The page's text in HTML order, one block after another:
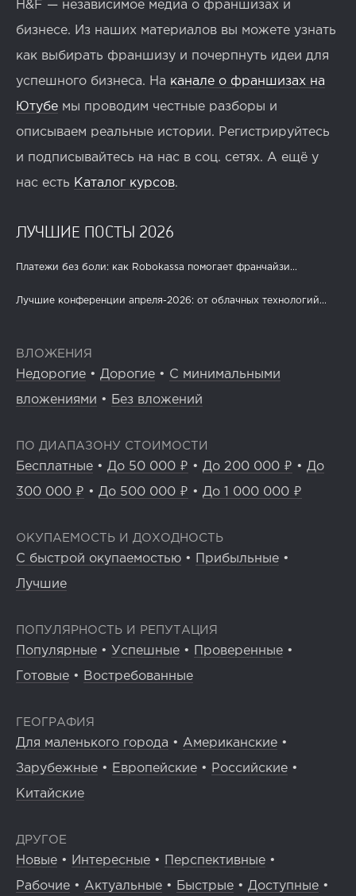
H&F — независимое медиа о франшизах и
бизнесе. Из наших материалов вы можете узнать
как выбирать франшизу и почерпнуть идеи для
успешного бизнеса. На канале о франшизах на
Ютубе мы проводим честные разборы и
описываем реальные истории. Регистрируйтесь
и подписывайтесь на нас в соц. сетях. А ещё у
нас есть Каталог курсов.
ЛУЧШИЕ ПОСТЫ 2026
Платежи без боли: как Robokassa помогает франчайзи...
Лучшие конференции апреля-2026: от облачных технологий...
ВЛОЖЕНИЯ
Недорогие • Дорогие • С минимальными
вложениями • Без вложений
ПО ДИАПАЗОНУ СТОИМОСТИ
Бесплатные • До 50 000 ₽ • До 200 000 ₽ • До
300 000 ₽ • До 500 000 ₽ • До 1 000 000 ₽
ОКУПАЕМОСТЬ И ДОХОДНОСТЬ
С быстрой окупаемостью • Прибыльные •
Лучшие
ПОПУЛЯРНОСТЬ И РЕПУТАЦИЯ
Популярные • Успешные • Проверенные •
Готовые • Востребованные
ГЕОГРАФИЯ
Для маленького города • Американские •
Зарубежные • Европейские • Российские •
Китайские
ДРУГОЕ
Новые • Интересные • Перспективные •
Рабочие • Актуальные • Быстрые • Доступные •